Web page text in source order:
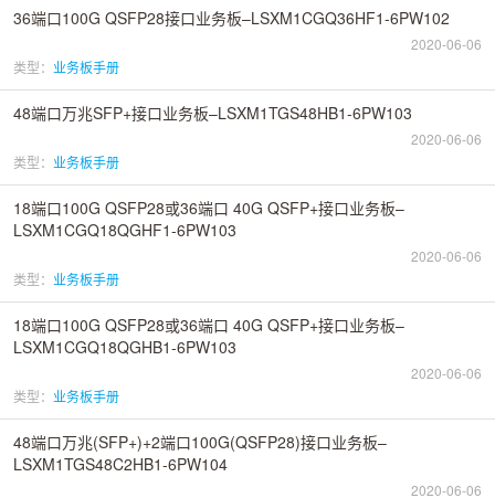
36端口100G QSFP28接口业务板–LSXM1CGQ36HF1-6PW102
2020-06-06
类型： 业务板手册
48端口万兆SFP+接口业务板–LSXM1TGS48HB1-6PW103
2020-06-06
类型： 业务板手册
18端口100G QSFP28或36端口 40G QSFP+接口业务板–
LSXM1CGQ18QGHF1-6PW103
2020-06-06
类型： 业务板手册
18端口100G QSFP28或36端口 40G QSFP+接口业务板–
LSXM1CGQ18QGHB1-6PW103
2020-06-06
类型： 业务板手册
48端口万兆(SFP+)+2端口100G(QSFP28)接口业务板–
LSXM1TGS48C2HB1-6PW104
2020-06-06